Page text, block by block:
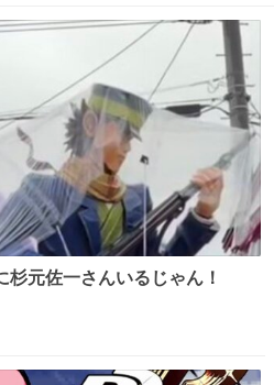
元佐一さんいるじゃん！